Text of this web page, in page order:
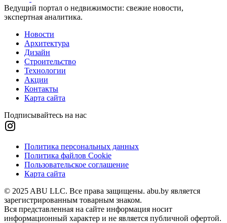
Ведущий портал о недвижимости: свежие новости,
экспертная аналитика.
Новости
Архитектура
Дизайн
Строительство
Технологии
Акции
Контакты
Карта сайта
Подписывайтесь на нас
Политика персональных данных
Политика файлов Cookie
Пользовательское соглашение
Карта сайта
© 2025 ABU LLC. Все права защищены. abu.by является
зарегистрированным товарным знаком.
Вся представленная на сайте информация носит
информационный характер и не является публичной офертой.